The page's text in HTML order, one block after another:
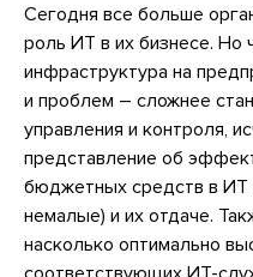
Сегодня все больше
роль ИТ в их бизнесе. Но
инфраструктура на
и проблем – сложнее
управления и контроля,
представление об
бюджетных средств в ИТ
немалые) и их отдаче.
насколько оптимально